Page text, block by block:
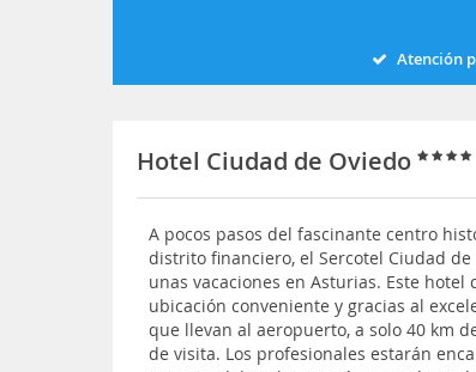
Atención
Hotel Ciudad de Oviedo
A pocos pasos del fascinante centro
distrito financiero, el Sercotel Ciudad
unas vacaciones en Asturias. Este
ubicación conveniente y gracias al
que llevan al aeropuerto, a solo 40 km
de visita. Los profesionales estarán